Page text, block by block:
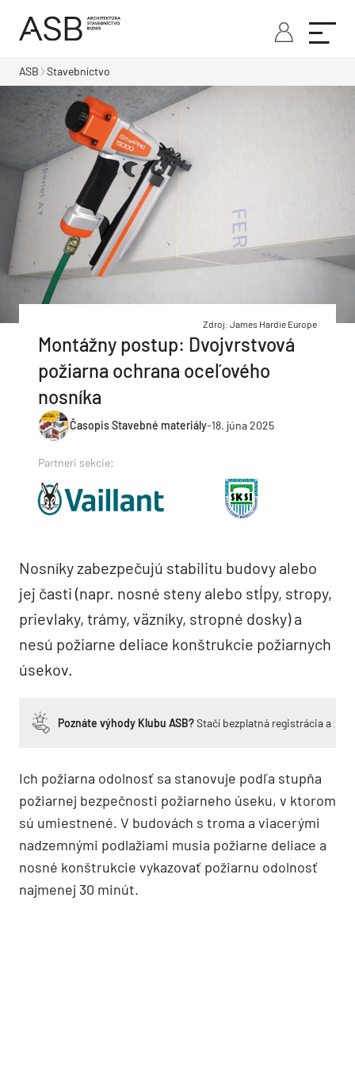
ASB Stavebníctvo
Zdroj: James Hardie Europe
Montážny postup: Dvojvrstvová
požiarna ochrana oceľového
nosníka
Časopis Stavebné materiály-18. júna 2025
Partneri sekcie:
Nosníky zabezpečujú stabilitu budovy alebo
jej časti (napr. nosné steny alebo stĺpy, stropy,
prievlaky, trámy, väzníky, stropné dosky) a
nesú požiarne deliace konštrukcie požiarnych
úsekov.
Poznáte výhody Klubu ASB?Stačí bezplatná registrácia a
Ich požiarna odolnosť sa stanovuje podľa stupňa
požiarnej bezpečnosti požiarneho úseku, v ktorom
sú umiestnené. V budovách s troma a viacerými
nadzemnými podlažiami musia požiarne deliace a
nosné konštrukcie vykazovať požiarnu odolnosť
najmenej 30 minút.